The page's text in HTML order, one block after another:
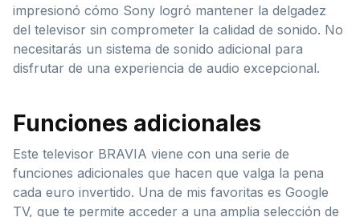
impresionó cómo Sony logró mantener la delgadez
del televisor sin comprometer la calidad de sonido. No
necesitarás un sistema de sonido adicional para
disfrutar de una experiencia de audio excepcional.
Funciones adicionales
Este televisor BRAVIA viene con una serie de
funciones adicionales que hacen que valga la pena
cada euro invertido. Una de mis favoritas es Google
TV, que te permite acceder a una amplia selección de